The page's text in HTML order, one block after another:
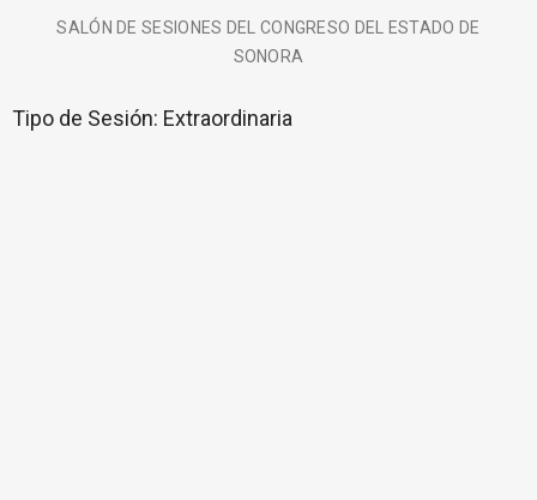
SALÓN DE SESIONES DEL CONGRESO DEL ESTADO DE
SONORA
Tipo de Sesión: Extraordinaria